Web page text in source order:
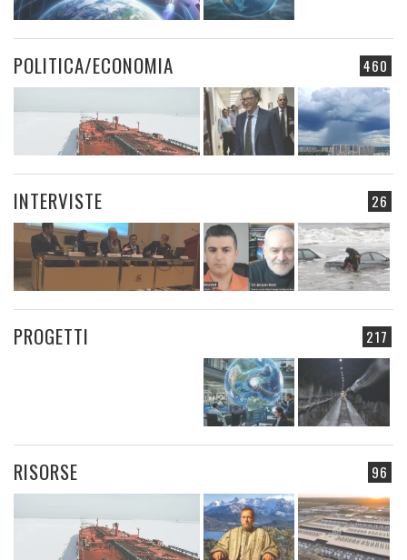
460
POLITICA/ECONOMIA
26
INTERVISTE
217
PROGETTI
96
RISORSE